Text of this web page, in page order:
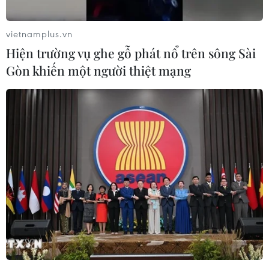
Mỹ và Hàn Quốc tiếp tục thảo luận chi tiết
về thỏa thuận thuế quan
11/09/2025 23:55
Bộ trưởng Kim Jung-kwan dự kiến sẽ gặp Bộ trưởng
Thương mại Mỹ Howard Lutnick để thảo luận cụ thể về
cấu trúc gói đầu tư, hình thức đầu tư và cách phân chia
lợi nhuận từ các dự án.
vietnamplus.vn
Hiện trường vụ ghe gỗ phát nổ trên sông Sài
Gòn khiến một người thiệt mạng